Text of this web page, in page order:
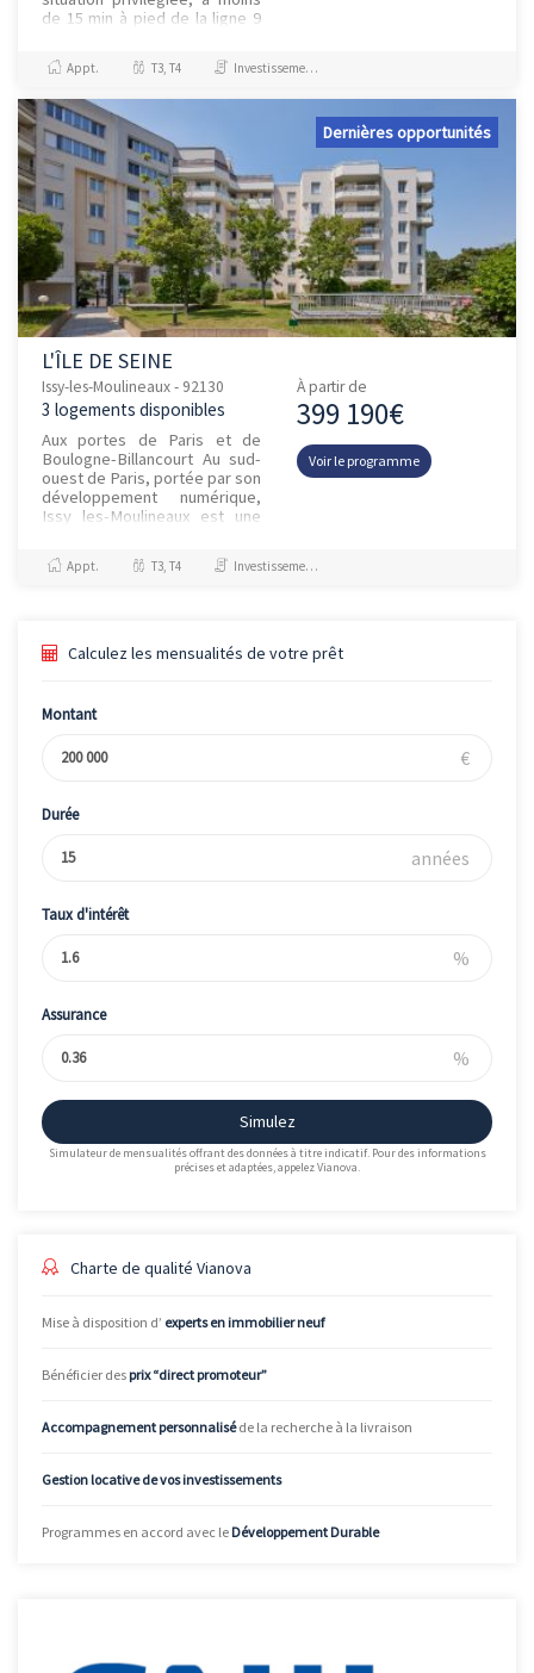
de 15 min à pied de la ligne 9
de la future ligne 15...
Appt. T3, T4 Investissement et Défiscalisation
Dernières opportunités
L'ÎLE DE SEINE
Issy-les-Moulineaux - 92130
3 logements disponibles
Aux portes de Paris et de
Boulogne-Billancourt Au sud-
ouest de Paris, portée par son
développement numérique,
Issy les-Moulineaux est une
plébiscitée par les cadres e...
À partir de
399 190€
Voir le programme
Appt. T3, T4 Investissement et Défiscalisation
Calculez les mensualités de votre prêt
Montant
€
Durée
années
Taux d'intérêt
%
Assurance
%
Simulez
Simulateur de mensualités offrant des données à titre indicatif. Pour des informations
précises et adaptées, appelez Vianova.
Charte de qualité Vianova
Mise à disposition d’ experts en immobilier neuf
Bénéficier des prix “direct promoteur”
Accompagnement personnaliséde la recherche à la livraison
Gestion locative de vos investissements
Programmes en accord avec le Développement Durable